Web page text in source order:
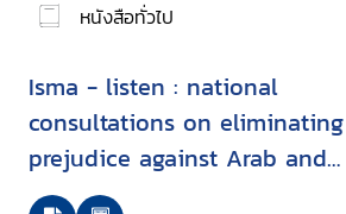
หนังสือทั่วไป
Isma - listen : national
consultations on eliminating
prejudice against Arab and
Muslim Australians